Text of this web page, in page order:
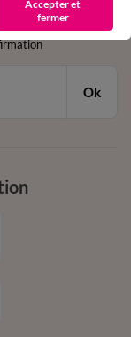
Ok
Accepter et
fermer